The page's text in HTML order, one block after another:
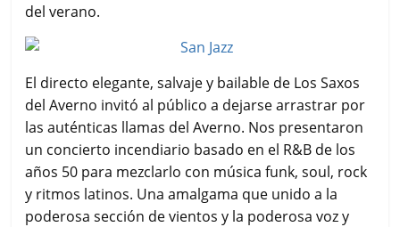
del verano.
El directo elegante, salvaje y bailable de Los Saxos
del Averno invitó al público a dejarse arrastrar por
las auténticas llamas del Averno. Nos presentaron
un concierto incendiario basado en el R&B de los
años 50 para mezclarlo con música funk, soul, rock
y ritmos latinos. Una amalgama que unido a la
poderosa sección de vientos y la poderosa voz y